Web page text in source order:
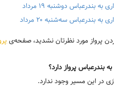
بندرعباس دوشنبه ۱۹ مرداد
بندرعباس سه‌شنبه ۲۰ مرداد
پرواز مورد نظرتان نشدید، صفحه‌ی
بندرعباس پرواز دارد؟
در این مسیر وجود ندارد.